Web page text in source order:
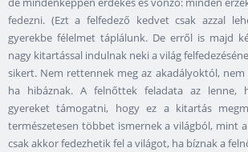
fedezni. (Ezt a felfedező kedvet csak azzal
gyerekbe félelmet táplálunk. De erről is majd
nagy kitartással indulnak neki a világ
sikert. Nem rettennek meg az akadályoktól,
ha hibáznak. A felnőttek feladata az lenne,
gyereket támogatni, hogy ez a kitartás
természetesen többet ismernek a világból, mint
csak akkor fedezhetik fel a világot, ha bíznak a